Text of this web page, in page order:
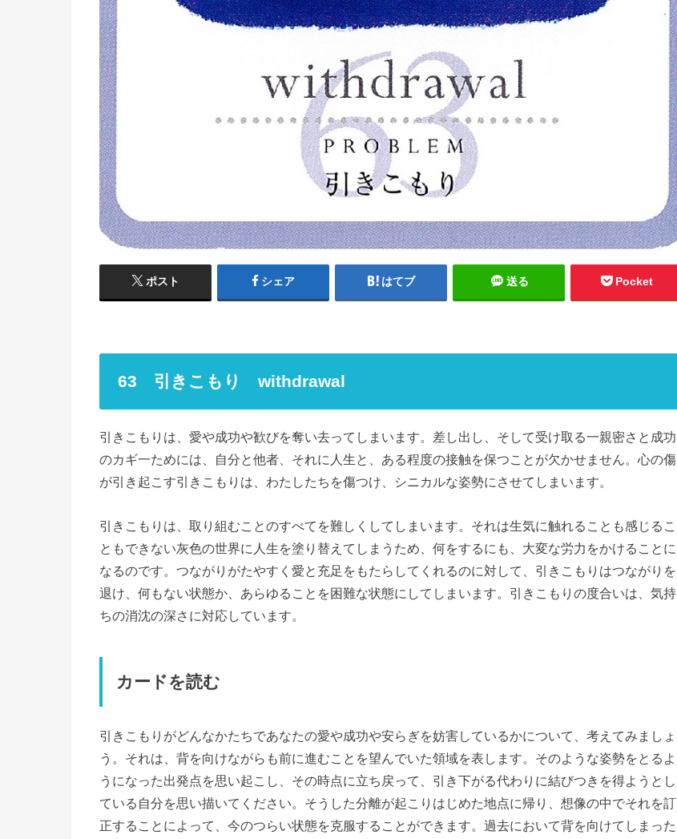
ポスト シェア はてブ 送る Pocket
63 引きこもり withdrawal
引きこもりは、愛や成功や歓びを奪い去ってしまいます。差し出し、そして受け取る一親密さと成功
のカギ一ためには、自分と他者、それに人生と、ある程度の接触を保つことが欠かせません。心の傷
が引き起こす引きこもりは、わたしたちを傷つけ、シニカルな姿勢にさせてしまいます。
引きこもりは、取り組むことのすべてを難しくしてしまいます。それは生気に触れることも感じるこ
ともできない灰色の世界に人生を塗り替えてしまうため、何をするにも、大変な労力をかけることに
なるのです。つながりがたやすく愛と充足をもたらしてくれるのに対して、引きこもりはつながりを
退け、何もない状態か、あらゆることを困難な状態にしてしまいます。引きこもりの度合いは、気持
ちの消沈の深さに対応しています。
カードを読む
引きこもりがどんなかたちであなたの愛や成功や安らぎを妨害しているかについて、考えてみましょ
う。それは、背を向けながらも前に進むことを望んでいた領域を表します。そのような姿勢をとるよ
うになった出発点を思い起こし、その時点に立ち戻って、引き下がる代わりに結びつきを得ようとし
ている自分を思い描いてください。そうした分離が起こりはじめた地点に帰り、想像の中でそれを訂
正することによって、今のつらい状態を克服することができます。過去において背を向けてしまった